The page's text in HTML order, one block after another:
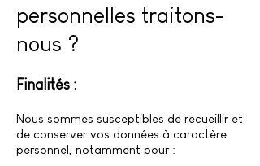
personnelles traitons-
nous ?
Finalités :
Nous sommes susceptibles de recueillir et
de conserver vos données à caractère
personnel, notamment pour :